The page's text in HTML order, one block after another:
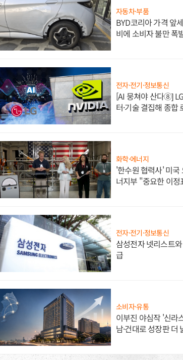
자동차·부품
BYD코리아 가격 앞
비에 소비자 불만 폭
전자·전기·정보통신
[AI 뭉쳐야 산다⑧]
터·기술 결집해 종합
화학·에너지
'한수원 협력사' 미국
너지부 "중요한 이정
전자·전기·정보통신
삼성전자 넷리스트
급
소비자·유통
이부진 야심작 '신라
남·건대로 성장판 더